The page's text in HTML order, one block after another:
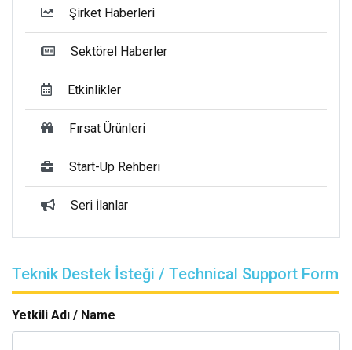
Şirket Haberleri
Sektörel Haberler
Etkinlikler
Fırsat Ürünleri
Start-Up Rehberi
Seri İlanlar
Teknik Destek İsteği / Technical Support Form
Yetkili Adı / Name